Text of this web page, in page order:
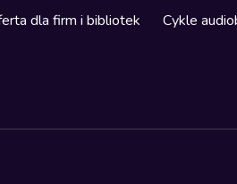
dla firm i bibliotek
Cykle